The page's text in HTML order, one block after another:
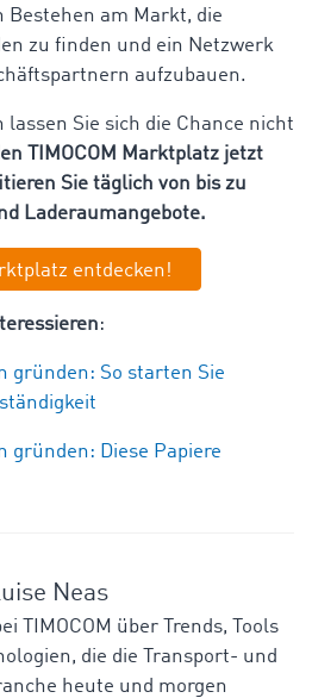
Bestehen am Markt, die
zu finden und ein Netzwerk
aufzubauen.
lassen Sie sich die Chance nicht
TIMOCOM Marktplatz jetzt
Sie täglich von bis zu
Laderaumangebote.
entdecken!
:
gründen: So starten Sie
gründen: Diese Papiere
Neas
TIMOCOM über Trends, Tools
die die Transport- und
heute und morgen